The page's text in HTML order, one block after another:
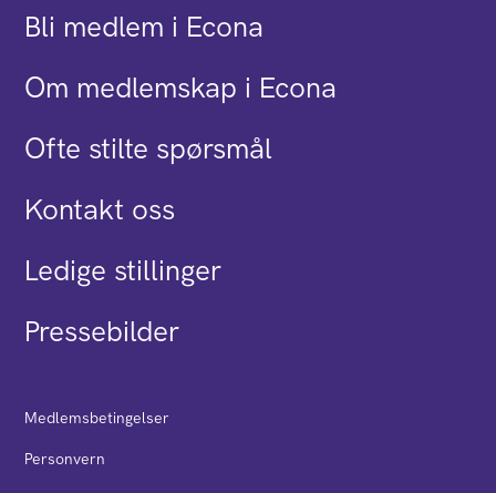
Bli medlem i Econa
Om medlemskap i Econa
Ofte stilte spørsmål
Kontakt oss
Ledige stillinger
Pressebilder
Medlemsbetingelser
Personvern